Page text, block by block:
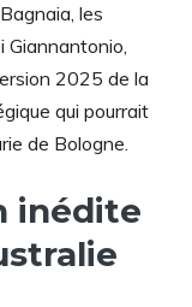
les
Giannantonio,
2025 de la
qui pourrait
de Bologne.
inédite